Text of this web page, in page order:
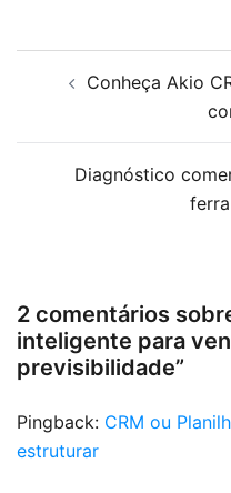
Conheça Akio
Diagnóstico
2 comentários
inteligente para
previsibilidade”
Pingback: CRM ou
estruturar